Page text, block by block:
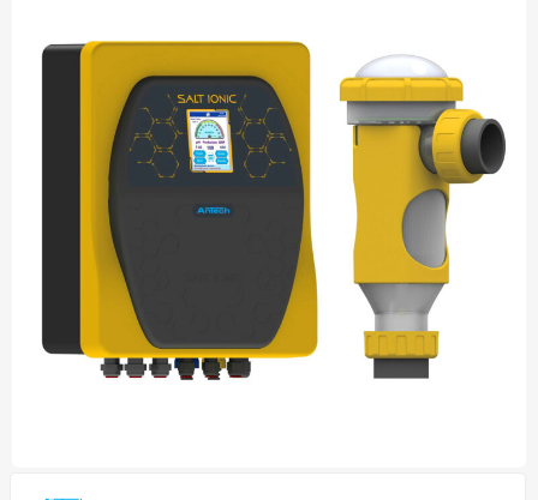
Havuz Aksesuarları
Hizmetlerimiz
Child
Menu